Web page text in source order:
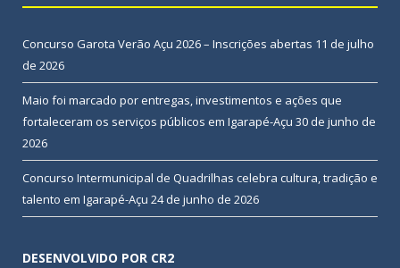
Concurso Garota Verão Açu 2026 – Inscrições abertas 11 de julho
de 2026
Maio foi marcado por entregas, investimentos e ações que
fortaleceram os serviços públicos em Igarapé-Açu 30 de junho de
2026
Concurso Intermunicipal de Quadrilhas celebra cultura, tradição e
talento em Igarapé-Açu 24 de junho de 2026
DESENVOLVIDO POR CR2